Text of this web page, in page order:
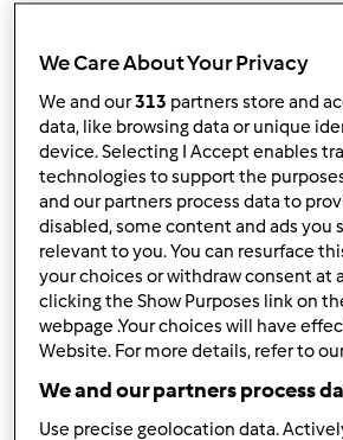
portalu społecznościowym są
Osiągnięcie określonej liczby
podwyższa Twoje miejsce w rankingu
który określany jest numerem
nazwy użytkownika.
W JAKI SPOSÓB MOŻESZ
PUNKTY ZA AKTYWNOŚĆ?
Punkty można otrzymać za
wymienione poniżej. Za każdym
punkty, są one dodawane to Twojej
Poniżej możesz również sprawdzić
We Care About Your Privacy
We and our313 partners store and
data, like browsing data or unique
device. Selecting I Accept enables
technologies to support the
and our partners process data to
disabled, some content and ads you
relevant to you. You can resurface
your choices or withdraw consent at
clicking the Show Purposes link on
webpage .Your choices will have
Website. For more details, refer to
We and our partners process
Use precise geolocation data.